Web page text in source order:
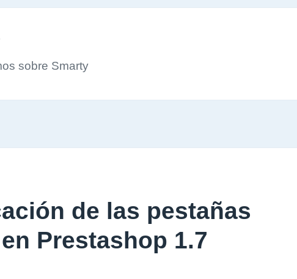
sobre Smarty
de las pestañas
Prestashop 1.7